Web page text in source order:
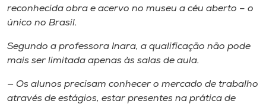
reconhecida obra e acervo no museu a céu aberto – o
único no Brasil.
Segundo a professora Inara, a qualificação não ​pode
mais ser limitada apenas às salas de aula​.
— Os alunos precisam conhecer o mercado de trabalho
através de estágios, estar presentes na prática de